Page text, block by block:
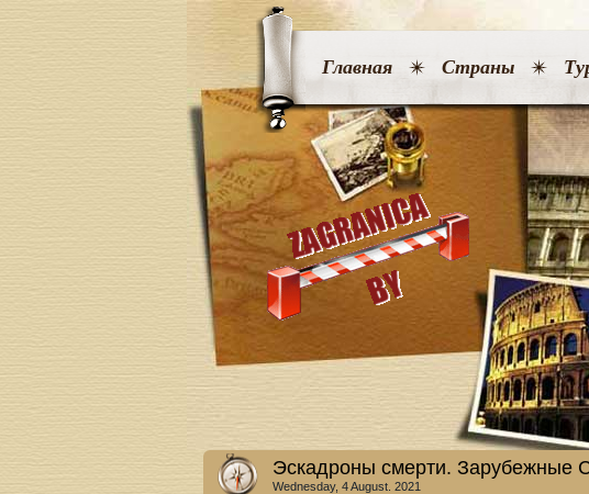
Главная Страны
Эскадроны смерти.
Wednesday, 4 August. 2021